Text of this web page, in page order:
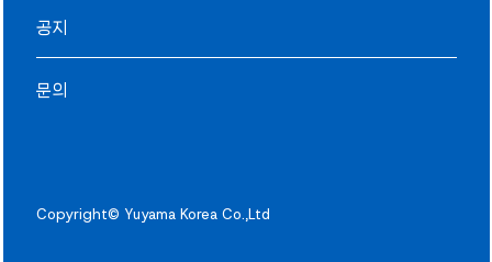
공지
문의
Copyright© Yuyama Korea Co.,Ltd